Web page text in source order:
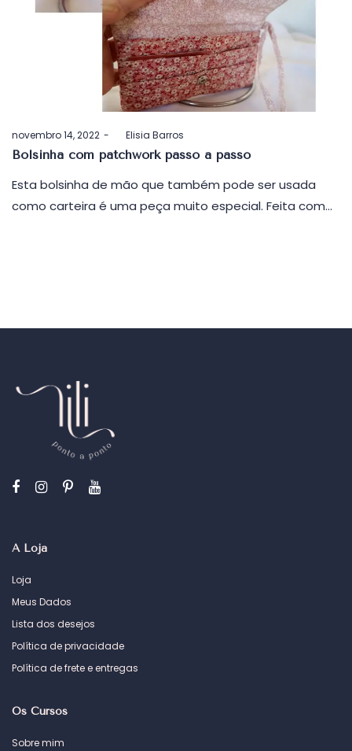
Postado
em
novembro 14, 2022 byElisia Barros
Bolsinha com patchwork passo a passo
Esta bolsinha de mão que também pode ser usada
como carteira é uma peça muito especial. Feita com…
A Loja
Loja
Meus Dados
Lista dos desejos
Política de privacidade
Política de frete e entregas
Os Cursos
Sobre mim